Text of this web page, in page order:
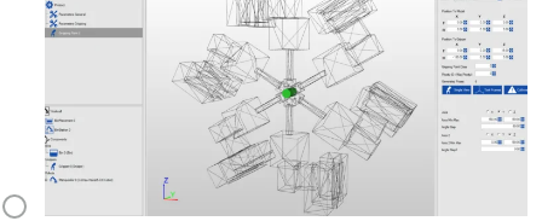
virtuellen Umgebungmacht die Verwendung
einer echten Zelle für die Machbarkeitsstudie
überflüssig.
Dadurch werden sowohl die
Inbetriebnahmezeiten als auch die Kosten
reduziert.